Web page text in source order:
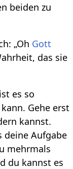
beiden zu
„Oh Gott
das sie
es so
Gehe erst
kannst.
deine Aufgabe
mehrmals
du kannst es